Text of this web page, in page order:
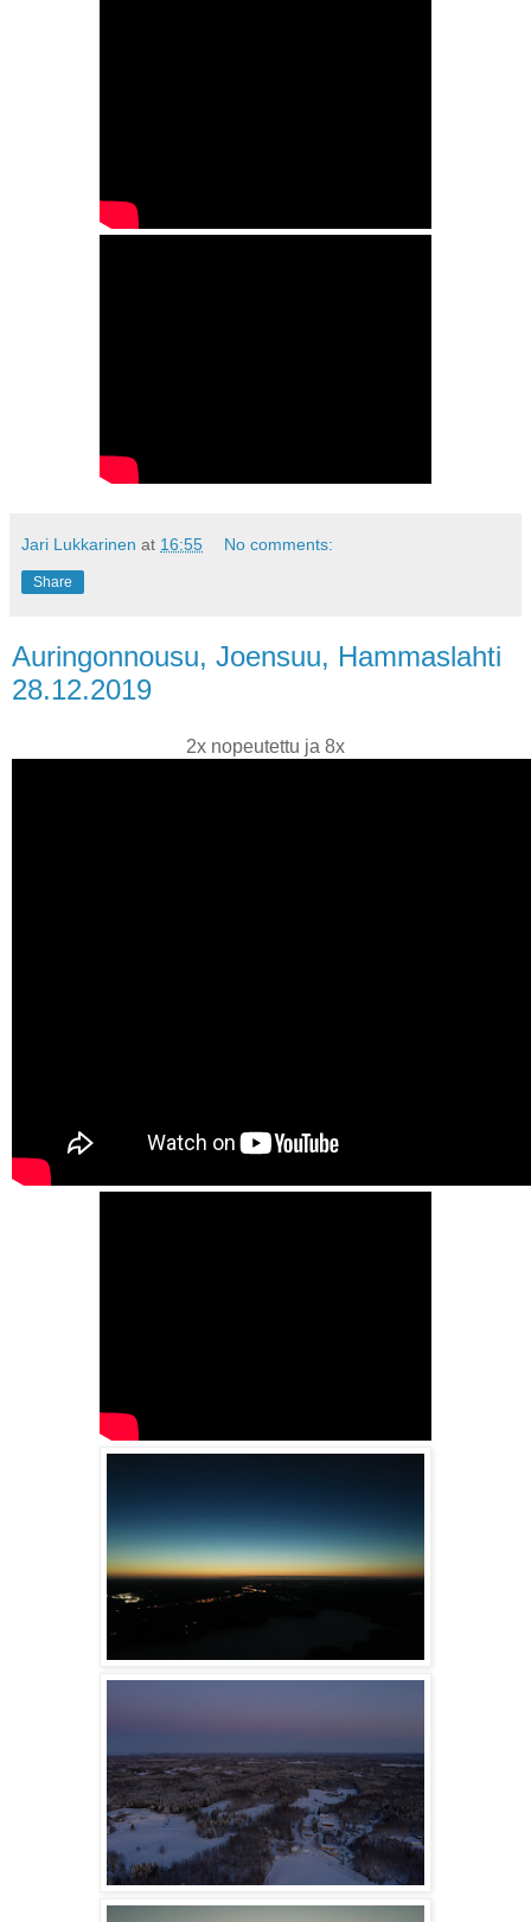
Jari Lukkarinen at 16:55 No comments:
Share
Auringonnousu, Joensuu, Hammaslahti
28.12.2019
2x nopeutettu ja 8x